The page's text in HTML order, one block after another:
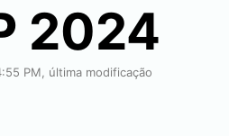
2024
PM, última modificação